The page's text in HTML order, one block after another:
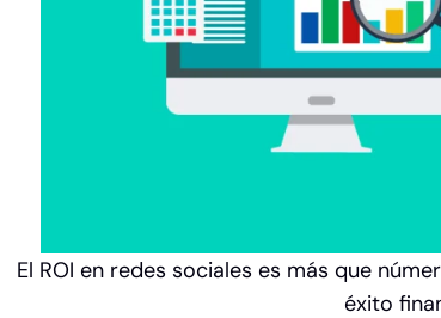
El ROI en redes sociales es más que
éxito